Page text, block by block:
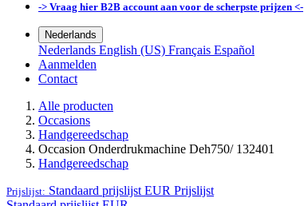
-> Vraag hier B2B account aan voor de scherpste prijzen <-
Nederlands
Nederlands English (US) Français Español
Aanmelden
Contact
Alle producten
Occasions
Handgereedschap
Occasion Onderdrukmachine Deh750/ 132401
Handgereedschap
Prijslijst: Standaard prijslijst EUR Prijslijst